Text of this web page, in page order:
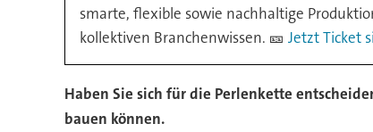
smarte, flexible sowie nachhaltige
kollektiven Branchenwissen. 🎫 Jetzt Ticket
Haben Sie sich für die Perlenkette
bauen können.